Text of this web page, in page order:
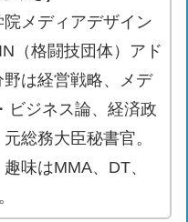
メディアデザイン
（格闘技団体）アド
は経営戦略、メデ
ビジネス論、経済政
総務大臣秘書官。
味はMMA、DT、